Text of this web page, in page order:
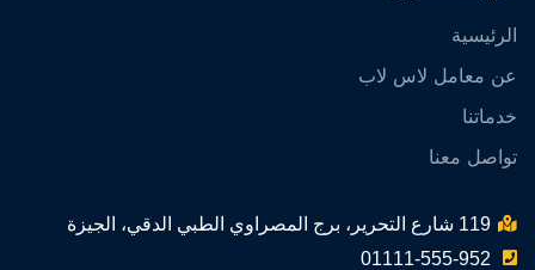
الرئيسية
عن معامل لاس لاب
خدماتنا
تواصل معنا
119 شارع التحرير، برج المصراوي الطبي الدقي، الجيزة
01111-555-952